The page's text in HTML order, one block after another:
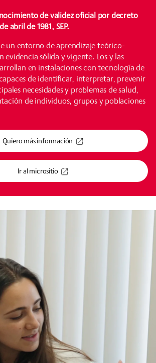
de validez oficial por decreto
abril de 1981, SEP.
un entorno de aprendizaje teórico-
evidencia sólida y vigente. Los y las
en instalaciones con tecnología de
de identificar, interpretar, prevenir
necesidades y problemas de salud,
de individuos, grupos y poblaciones
Quiero más información
Ir al micrositio